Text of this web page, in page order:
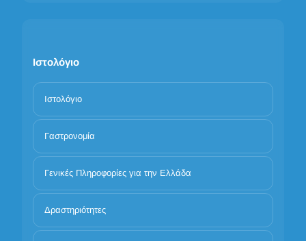
Ιστολόγιο
Ιστολόγιο
Γαστρονομία
Γενικές Πληροφορίες για την Ελλάδα
Δραστηριότητες